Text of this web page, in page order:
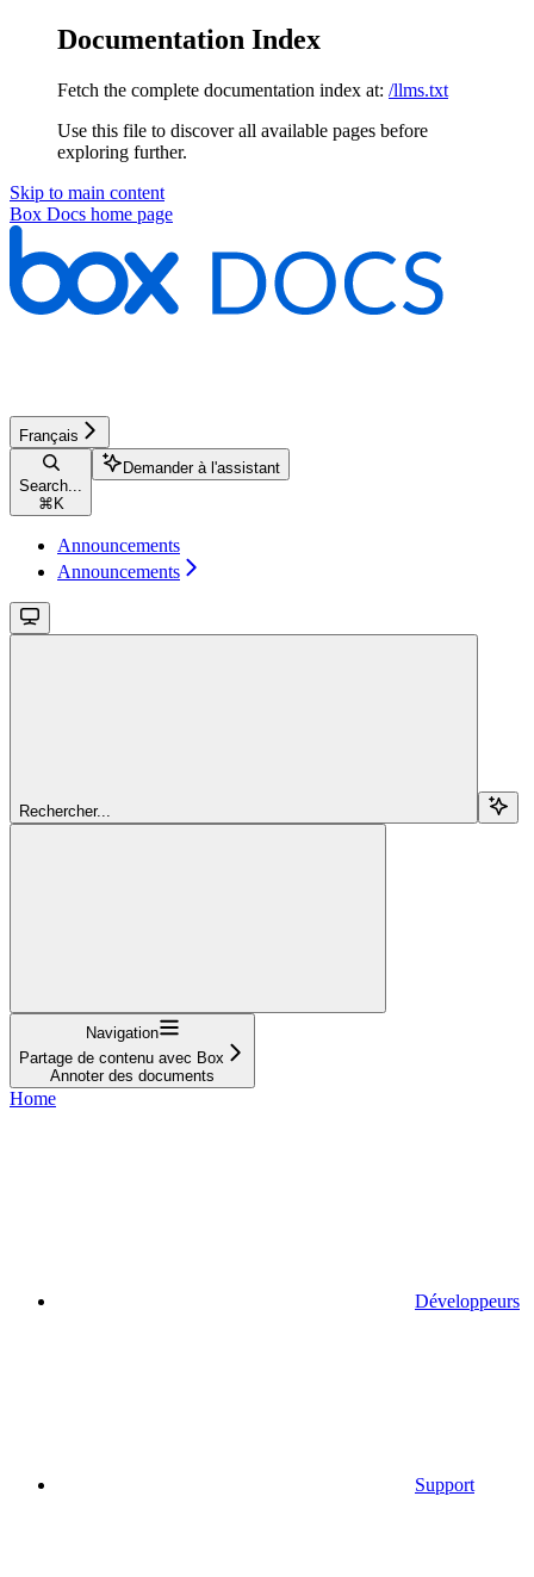
Documentation Index
Fetch the complete documentation index at: /llms.txt
Use this file to discover all available pages before
exploring further.
Skip to main content
Box Docs home page
Français
Search...
⌘ K
Demander à l'assistant
Announcements
Announcements
Rechercher...
Navigation
Partage de contenu avec Box
Annoter des documents
Home
Développeurs
Support